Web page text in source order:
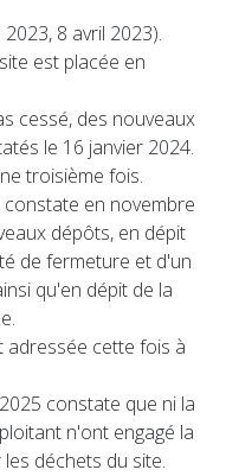
8 avril 2023).
est placée en
cessé, des nouveaux
le 16 janvier 2024.
troisième fois.
en novembre
dépôts, en dépit
de fermeture et d'un
qu'en dépit de la
adressée cette fois à
constate que ni la
n'ont engagé la
déchets du site.